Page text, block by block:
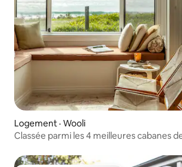
Logement · Wooli
Classée parmi les 4 meilleures cabanes